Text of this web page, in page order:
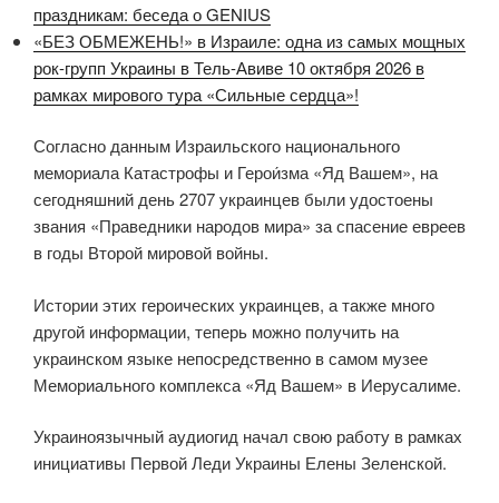
праздникам: беседа о GENIUS
«БЕЗ ОБМЕЖЕНЬ!» в Израиле: одна из самых мощных
рок-групп Украины в Тель-Авиве 10 октября 2026 в
рамках мирового тура «Сильные сердца»!
Согласно данным Израильского национального
мемориала Катастрофы и Герои́зма «Яд Вашем», на
сегодняшний день 2707 украинцев были удостоены
звания «Праведники народов мира» за спасение евреев
в годы Второй мировой войны.
Истории этих героических украинцев, а также много
другой информации, теперь можно получить на
украинском языке непосредственно в самом музее
Мемориального комплекса «Яд Вашем» в Иерусалиме.
Украиноязычный аудиогид начал свою работу в рамках
инициативы Первой Леди Украины Елены Зеленской.